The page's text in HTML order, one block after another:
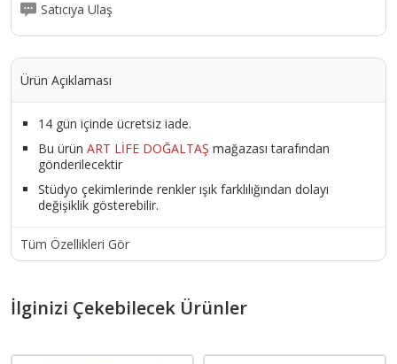
Satıcıya Ulaş
Ürün Açıklaması
14 gün içinde ücretsiz iade.
Bu ürün ART LİFE DOĞALTAŞ mağazası tarafından
gönderilecektir
Stüdyo çekimlerinde renkler ışık farklılığından dolayı
değişiklik gösterebilir.
Tüm Özellikleri Gör
İlginizi Çekebilecek Ürünler